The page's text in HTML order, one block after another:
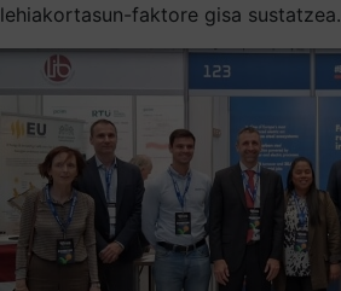
lehiakortasun-faktore gisa sustatzea.